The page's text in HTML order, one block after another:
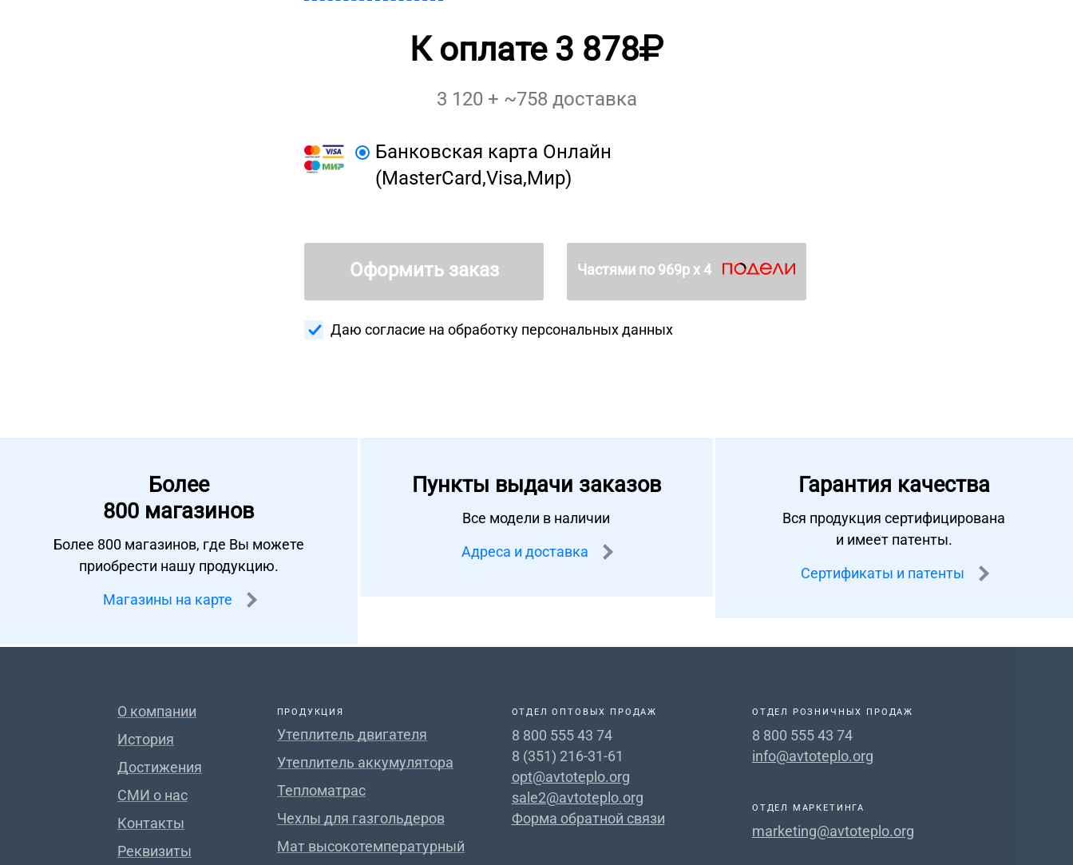
К оплате 3 878
3 120 + ~758 доставка
Банковская карта Онлайн
(MasterCard,Visa,Мир)
Оформить заказ Частями по 969р х 4
Даю согласие на обработку персональных данных
Более
800 магазинов
Более 800 магазинов, где Вы можете
приобрести нашу продукцию.
Магазины на карте
Пункты выдачи заказов
Все модели в наличии
Адреса и доставка
Гарантия качества
Вся продукция сертифицирована
и имеет патенты.
Сертификаты и патенты
О компании
История
Достижения
СМИ о нас
Контакты
Реквизиты
ПРОДУКЦИЯ
Утеплитель двигателя
Утеплитель аккумулятора
Тепломатрас
Чехлы для газгольдеров
Мат высокотемпературный
ОТДЕЛ ОПТОВЫХ ПРОДАЖ
8 800 555 43 74
8 (351) 216-31-61
opt@avtoteplo.org
sale2@avtoteplo.org
Форма обратной связи
ОТДЕЛ РОЗНИЧНЫХ ПРОДАЖ
8 800 555 43 74
info@avtoteplo.org
ОТДЕЛ МАРКЕТИНГА
marketing@avtoteplo.org